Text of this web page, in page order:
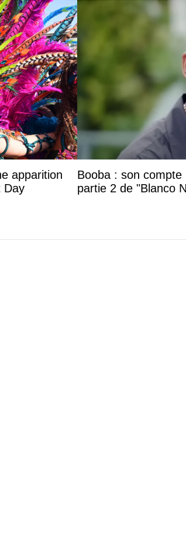
apparition
Day
Booba : son
partie 2 de "Blanco